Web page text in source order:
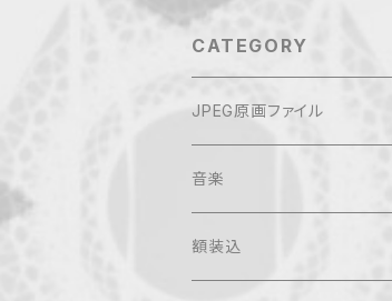
CATEGORY
JPEG原画ファイル
音楽
額装込